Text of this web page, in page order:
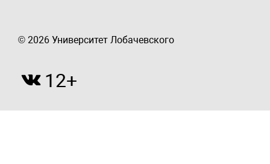
© 2026 Университет Лобачевского
12+